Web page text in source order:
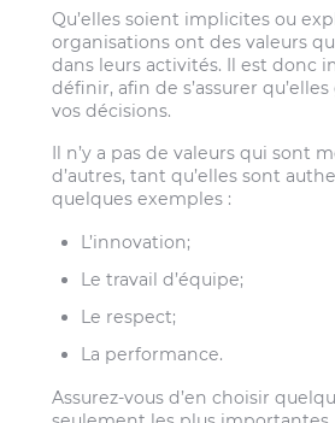
Qu’elles soient implicites ou
organisations ont des valeurs
dans leurs activités. Il est donc
définir, afin de s’assurer
vos décisions.
Il n’y a pas de valeurs qui sont
d’autres, tant qu’elles sont
quelques exemples :
L’innovation;
Le travail d’équipe;
Le respect;
La performance.
Assurez-vous d’en choisir